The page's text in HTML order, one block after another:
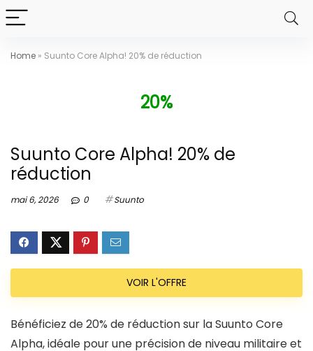
Home » Suunto Core Alpha! 20% de réduction
20%
Suunto Core Alpha! 20% de
réduction
mai 6, 2026 0 Suunto
VOIR L'OFFRE
Bénéficiez de 20% de réduction sur la Suunto Core
Alpha, idéale pour une précision de niveau militaire et